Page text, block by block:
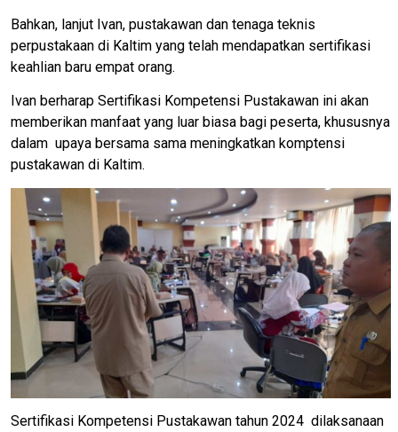
Bahkan, lanjut Ivan, pustakawan dan tenaga teknis
perpustakaan di Kaltim yang telah mendapatkan sertifikasi
keahlian baru empat orang.
Ivan berharap Sertifikasi Kompetensi Pustakawan ini akan
memberikan manfaat yang luar biasa bagi peserta, khususnya
dalam upaya bersama sama meningkatkan komptensi
pustakawan di Kaltim.
Sertifikasi Kompetensi Pustakawan tahun 2024 dilaksanaan